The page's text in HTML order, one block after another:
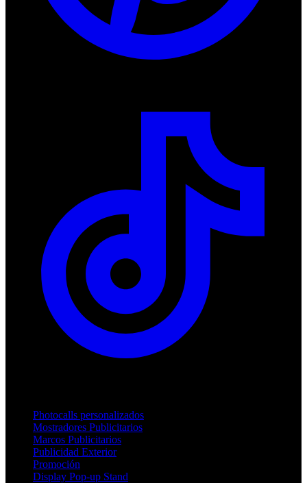
Photocalls personalizados
Mostradores Publicitarios
Marcos Publicitarios
Publicidad Exterior
Promoción
Display Pop-up Stand